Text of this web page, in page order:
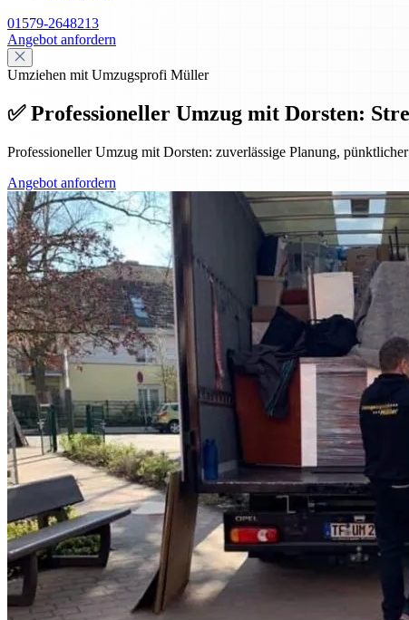
01579-2648213
Angebot anfordern
Umziehen mit Umzugsprofi Müller
✅ Professioneller Umzug mit Dorsten:
Professioneller Umzug mit Dorsten: zuverlässige Planung,
Angebot anfordern